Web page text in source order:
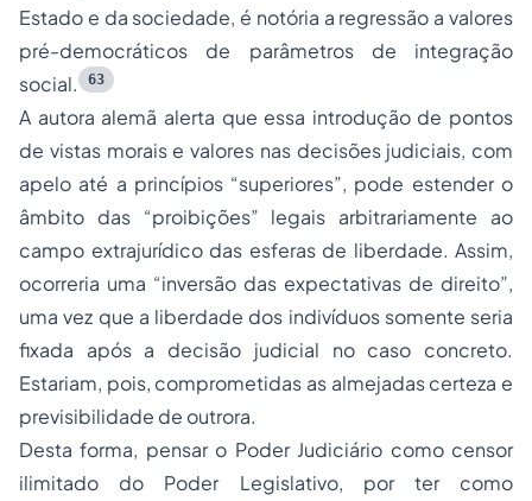
Estado e da sociedade, é notória a regressão a valores
pré-democráticos de parâmetros de integração
social.
63
A autora alemã alerta que essa introdução de pontos
de vistas morais e valores nas decisões judiciais, com
apelo até a princípios “superiores”, pode estender o
âmbito das “proibições” legais arbitrariamente ao
campo extrajurídico das esferas de liberdade. Assim,
ocorreria uma “inversão das expectativas de direito”,
uma vez que a liberdade dos indivíduos somente seria
fixada após a decisão judicial no caso concreto.
Estariam, pois, comprometidas as almejadas certeza e
previsibilidade de outrora.
Desta forma, pensar o Poder Judiciário como censor
ilimitado do Poder Legislativo, por ter como